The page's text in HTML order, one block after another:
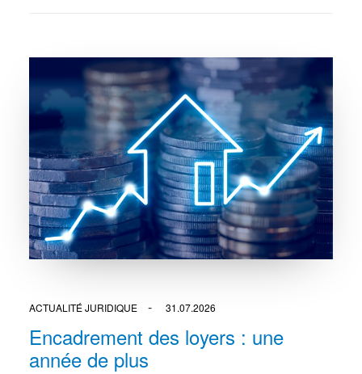
ACTUALITÉ JURIDIQUE 31.07.2026
Encadrement des loyers : une
année de plus